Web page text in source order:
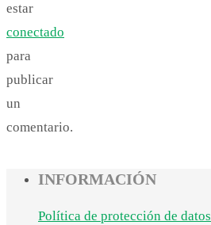
estar
conectado
para
publicar
un
comentario.
INFORMACIÓN
Política de protección de datos